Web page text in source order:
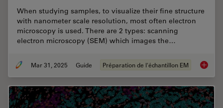
When studying samples, to visualize their fine structure
with nanometer scale resolution, most often electron
microscopy is used. There are 2 types: scanning
electron microscopy (SEM) which images the…
Mar 31, 2025 Guide Préparation de l'échantillon EM